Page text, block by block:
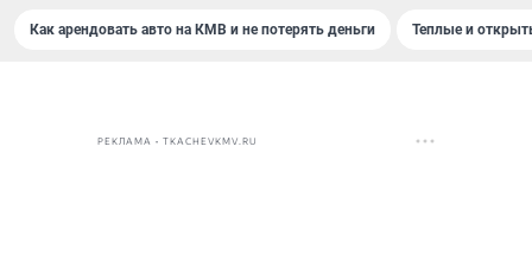
Как арендовать авто на КМВ и не потерять деньги Теплые и
РЕКЛАМА • TKACHEVKMV.RU